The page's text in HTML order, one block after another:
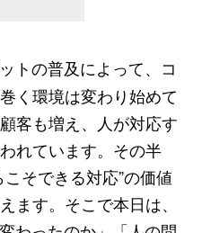
トの普及によって、コ
く環境は変わり始めて
客も増え、人が対応す
れています。その半
そできる対応”の価値
ます。そこで本日は、